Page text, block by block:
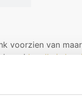
voorzien van
breed Landhuis
woonruimte.